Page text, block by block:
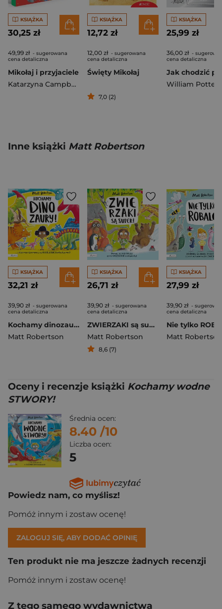
KSIĄŻKA
30,25 zł
49,99 zł - sugerowana
cena detaliczna
Mikołaj i przyjaciele
Katarzyna Campbell
KSIĄŻKA
12,72 zł
12,00 zł - sugerowana
cena detaliczna
Święty Mikołaj
7,0 (2)
KSIĄŻKA
25,99 zł
36,00 zł -
cena detaliczna
William Potter
Inne książki Matt Robertson
KSIĄŻKA
32,21 zł
39,90 zł - sugerowana
cena detaliczna
Kochamy dinozaury!
Matt Robertson
KSIĄŻKA
26,71 zł
39,90 zł - sugerowana
cena detaliczna
ZWIERZAKI są super!
Matt Robertson
8,6 (7)
KSIĄŻKA
27,99 zł
39,90 zł -
cena detaliczna
Matt Robertson
Oceny i recenzje książki Kochamy wodne
STWORY!
Średnia ocen:
8.40 /10
Liczba ocen:
5
Powiedz nam, co myślisz!
Pomóż innym i zostaw ocenę!
ZALOGUJ SIĘ, ABY DODAĆ OPINIĘ
Ten produkt nie ma jeszcze żadnych recenzji
Pomóż innym i zostaw ocenę!
Z tego samego wydawnictwa